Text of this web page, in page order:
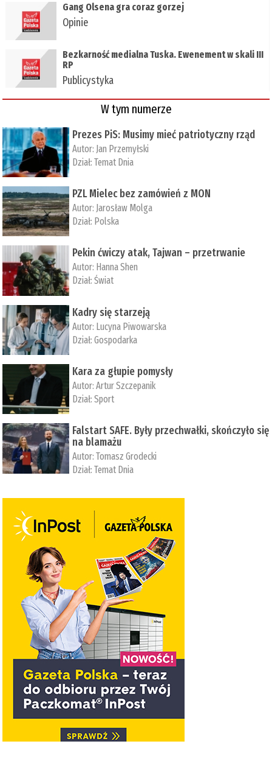
Gang Olsena gra coraz gorzej
Opinie
Bezkarność medialna Tuska. Ewenement w skali III
RP
Publicystyka
W tym numerze
Prezes PiS: Musimy mieć patriotyczny rząd
Autor: Jan Przemyłski
Dział:Temat Dnia
PZL Mielec bez zamówień z MON
Autor: Jarosław Molga
Dział: Polska
Pekin ćwiczy atak, Tajwan – przetrwanie
Autor: ­Hanna Shen
Dział:Świat
Kadry się starzeją
Autor: Lucyna Piwowarska
Dział:Gospodarka
Kara za głupie pomysły
Autor:Artur Szczepanik
Dział:Sport
Falstart SAFE. Były przechwałki, skończyło się
na blamażu
Autor:Tomasz Grodecki
Dział:Temat Dnia